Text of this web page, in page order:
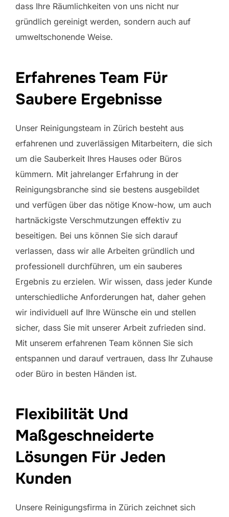
dass Ihre Räumlichkeiten von uns nicht nur
gründlich gereinigt werden, sondern auch auf
umweltschonende Weise.
Erfahrenes Team Für
Saubere Ergebnisse
Unser Reinigungsteam in Zürich besteht aus
erfahrenen und zuverlässigen Mitarbeitern, die sich
um die Sauberkeit Ihres Hauses oder Büros
kümmern. Mit jahrelanger Erfahrung in der
Reinigungsbranche sind sie bestens ausgebildet
und verfügen über das nötige Know-how, um auch
hartnäckigste Verschmutzungen effektiv zu
beseitigen. Bei uns können Sie sich darauf
verlassen, dass wir alle Arbeiten gründlich und
professionell durchführen, um ein sauberes
Ergebnis zu erzielen. Wir wissen, dass jeder Kunde
unterschiedliche Anforderungen hat, daher gehen
wir individuell auf Ihre Wünsche ein und stellen
sicher, dass Sie mit unserer Arbeit zufrieden sind.
Mit unserem erfahrenen Team können Sie sich
entspannen und darauf vertrauen, dass Ihr Zuhause
oder Büro in besten Händen ist.
Flexibilität Und
Maßgeschneiderte
Lösungen Für Jeden
Kunden
Unsere Reinigungsfirma in Zürich zeichnet sich